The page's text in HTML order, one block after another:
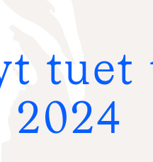
2024